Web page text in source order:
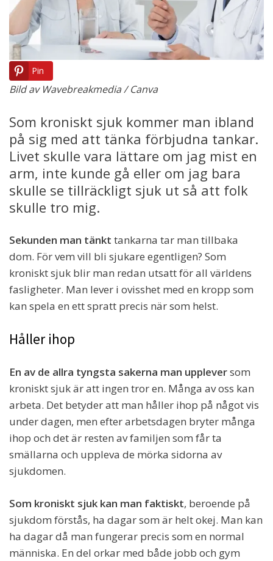
Pin
Bild av Wavebreakmedia / Canva
Som kroniskt sjuk kommer man ibland
på sig med att tänka förbjudna tankar.
Livet skulle vara lättare om jag mist en
arm, inte kunde gå eller om jag bara
skulle se tillräckligt sjuk ut så att folk
skulle tro mig.
Sekunden man tänkt tankarna tar man tillbaka
dom. För vem vill bli sjukare egentligen? Som
kroniskt sjuk blir man redan utsatt för all världens
fasligheter. Man lever i ovisshet med en kropp som
kan spela en ett spratt precis när som helst.
Håller ihop
En av de allra tyngsta sakerna man uppleversom
kroniskt sjuk är att ingen tror en. Många av oss kan
arbeta. Det betyder att man håller ihop på något vis
under dagen, men efter arbetsdagen bryter många
ihop och det är resten av familjen som får ta
smällarna och uppleva de mörka sidorna av
sjukdomen.
Som kroniskt sjuk kan man faktiskt, beroende på
sjukdom förstås, ha dagar som är helt okej. Man kan
ha dagar då man fungerar precis som en normal
människa. En del orkar med både jobb och gym